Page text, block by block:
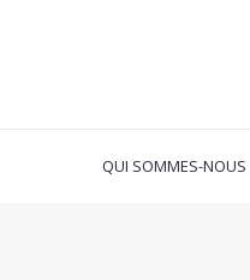
QUI SOMMES-NOUS